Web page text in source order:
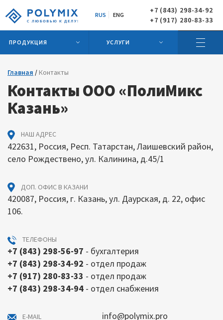
RUS ENG
+7 (843) 298-34-92
+7 (917) 280-83-33
ПРОДУКЦИЯ УСЛУГИ
Главная Контакты
Контакты ООО «ПолиМикс
Казань»
НАШ АДРЕС
422631, Россия, Респ. Татарстан, Лаишевский район,
село Рождествено, ул. Калинина, д.45/1
ДОП. ОФИС В КАЗАНИ
420087, Россия, г. Казань, ул. Даурская, д. 22, офис
106.
ТЕЛЕФОНЫ
+7 (843) 298-56-97 - бухгалтерия
+7 (843) 298-34-92 - отдел продаж
+7 (917) 280-83-33 - отдел продаж
+7 (843) 298-34-94 - отдел снабжения
E-MAIL info@polymix.pro